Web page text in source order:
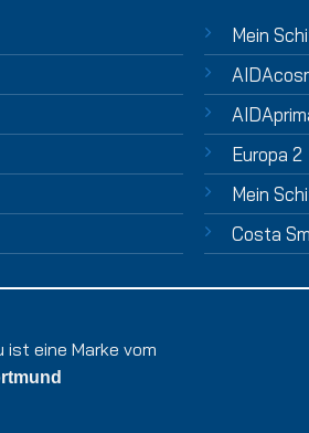
Mein
Europa 2
Mein
Costa
eine Marke vom